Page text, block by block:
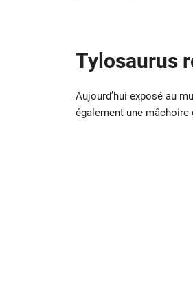
Tylosaurus
Aujourd’hui exposé au
également une